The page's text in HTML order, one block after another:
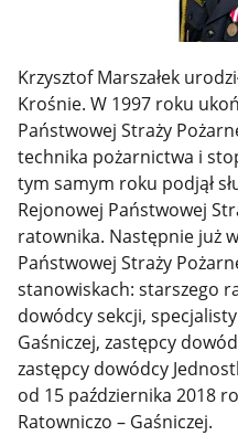
Krzysztof Marszałek
Krośnie. W 1997 roku
Państwowej Straży
technika pożarnictwa i
tym samym roku podjął
Rejonowej Państwowej
ratownika. Następnie już
Państwowej Straży
stanowiskach: starszego
dowódcy sekcji,
Gaśniczej, zastępcy
zastępcy dowódcy
od 15 października 2018
Ratowniczo – Gaśniczej.